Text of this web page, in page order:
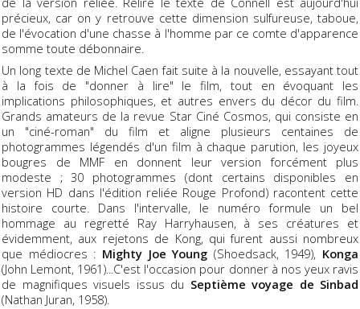
précieux, car on y retrouve cette dimension sulfureuse, taboue,
de l'évocation d'une chasse à l'homme par ce comte d'apparence
somme toute débonnaire.
Un long texte de Michel Caen fait suite à la nouvelle, essayant tout
à la fois de "donner à lire" le film, tout en évoquant les
implications philosophiques, et autres envers du décor du film.
Grands amateurs de la revue Star Ciné Cosmos, qui consiste en
un "ciné-roman" du film et aligne plusieurs centaines de
photogrammes légendés d'un film à chaque parution, les joyeux
bougres de MMF en donnent leur version forcément plus
modeste ; 30 photogrammes (dont certains disponibles en
version HD dans l'édition reliée Rouge Profond) racontent cette
histoire courte. Dans l'intervalle, le numéro formule un bel
hommage au regretté Ray Harryhausen, à ses créatures et
évidemment, aux rejetons de Kong, qui furent aussi nombreux
que médiocres : Mighty Joe Young (Shoedsack, 1949), Konga
(John Lemont, 1961)...C'est l'occasion pour donner à nos yeux ravis
de magnifiques visuels issus du Septième voyage de Sinbad
(Nathan Juran, 1958).